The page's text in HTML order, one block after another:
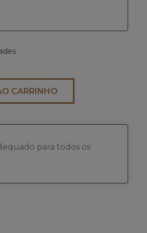
CARRINHO
para todos os